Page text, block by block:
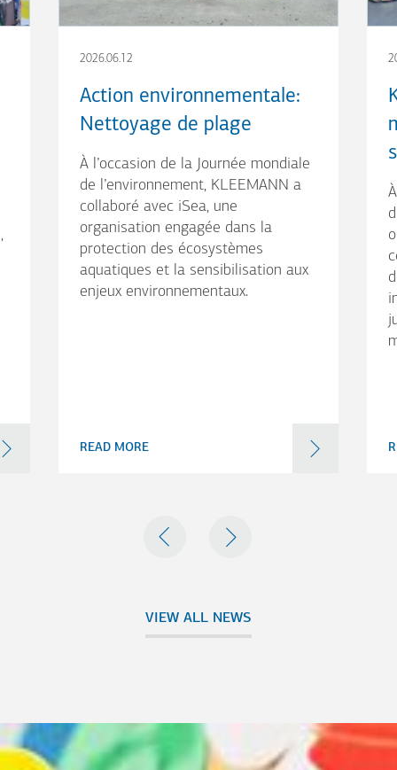
2026.06.12
Action environnementale:
Nettoyage de plage
À l’occasion de la Journée mondiale
de l’environnement, KLEEMANN a
collaboré avec iSea, une
organisation engagée dans la
protection des écosystèmes
aquatiques et la sensibilisation aux
enjeux environnementaux.
READ MORE
VIEW ALL NEWS